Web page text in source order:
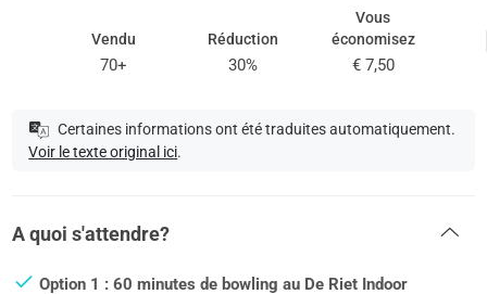
Vendu
70+
Réduction
30%
Vous
économisez
€ 7,50
Certaines informations ont été traduites automatiquement.
Voir le texte original ici.
A quoi s'attendre?
Option 1 : 60 minutes de bowling au De Riet Indoor